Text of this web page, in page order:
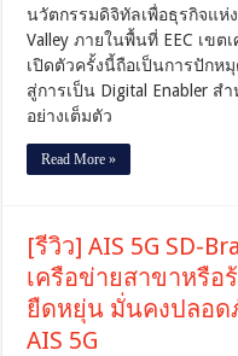
รู้
ปรับ
ตัว
ก้าว
เปิด
ตลาด
การ
นวัตกรรมดิจิทัลเพื่อธุรกิจแห่
Valley ภายในพื้นที่ EEC เข
เปิดตัวครั้งนี้ถือเป็นการปักห
สู่การเป็น Digital Enabler
อย่างเต็มตัว
Read More »
[รีวิว] AIS 5G SD-
เครือข่ายสาขาหรือ
ยืดหยุ่น มั่นคงปลอด
AIS 5G